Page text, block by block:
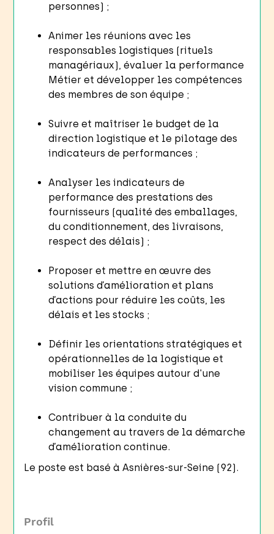
personnes) ;
Animer les réunions avec les
responsables logistiques (rituels
managériaux), évaluer la performance
Métier et développer les compétences
des membres de son équipe ;
Suivre et maîtriser le budget de la
direction logistique et le pilotage des
indicateurs de performances ;
Analyser les indicateurs de
performance des prestations des
fournisseurs (qualité des emballages,
du conditionnement, des livraisons,
respect des délais) ;
Proposer et mettre en œuvre des
solutions d’amélioration et plans
d’actions pour réduire les coûts, les
délais et les stocks ;
Définir les orientations stratégiques et
opérationnelles de la logistique et
mobiliser les équipes autour d'une
vision commune ;
Contribuer à la conduite du
changement au travers de la démarche
d’amélioration continue.
Le poste est basé à Asnières-sur-Seine (92).
Profil